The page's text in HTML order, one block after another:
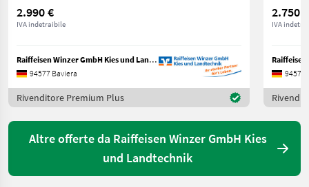
2.990 €
IVA indetraibile
Raiffeisen Winzer GmbH Kies und Landtechnik
94577 Baviera
Rivenditore Premium Plus
2.750 €
IVA
94577
Altre offerte da Raiffeisen Winzer GmbH Kies
und Landtechnik